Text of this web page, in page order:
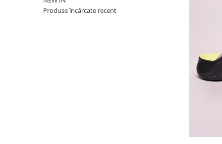
Produse încărcate recent